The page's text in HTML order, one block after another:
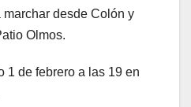
desde Colón y
Olmos.
1 de febrero a las 19 en